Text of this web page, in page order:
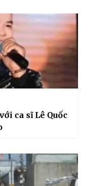
ca sĩ Lê Quốc